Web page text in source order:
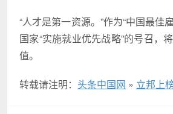
“人才是第一资源。”作为“中国最
国家“实施就业优先战略”的号召，
值。
转载请注明： 头条中国网 » 立邦上